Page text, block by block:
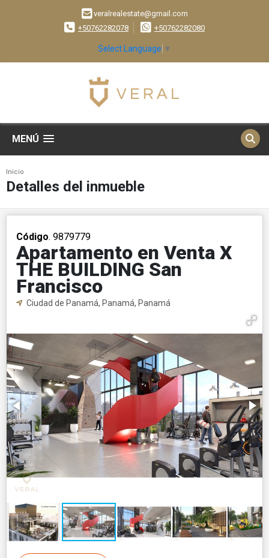
veralrealestate@gmail.com
+50762282078
+50762282080
Select Language ▼
MENÚ
Inicio
Detalles del inmueble
Código. 9879779
Apartamento en Venta X
THE BUILDING San
Francisco
Ciudad de Panamá, Panamá, Panamá